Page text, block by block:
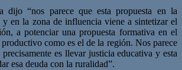
dijo “nos parece que esta propuesta en la
en la zona de influencia viene a sintetizar el
a potenciar una propuesta formativa en el
como es el de la región. Nos parece
es llevar justicia educativa y esta
esa deuda con la ruralidad”.